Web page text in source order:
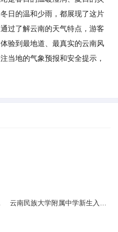
日的温和少雨，都展现了这片
过了解云南的天气特点，游客
验到最地道、最真实的云南风
当地的气象预报和安全提示，